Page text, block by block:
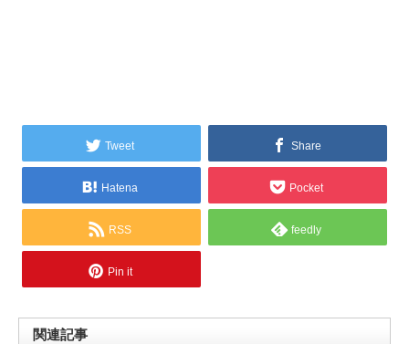
Tweet Share
Hatena Pocket
RSS feedly
Pin it
関連記事